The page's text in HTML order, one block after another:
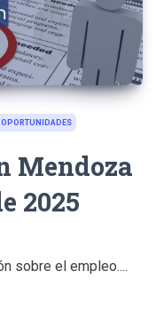
OPORTUNIDADES
Mendoza
2025
sobre el empleo....